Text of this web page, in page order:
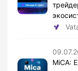
MiCA: